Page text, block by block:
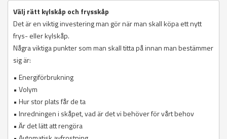
Välj rätt kylskåp och frysskåp
Det är en viktig investering man gör när man skall köpa ett nytt
frys- eller kylskåp.
Några viktiga punkter som man skall titta på innan man bestämmer
sig är:
• Energiförbrukning
• Volym
• Hur stor plats får de ta
• Inredningen i skåpet, vad är det vi behöver för vårt behov
• Är det lätt att rengöra